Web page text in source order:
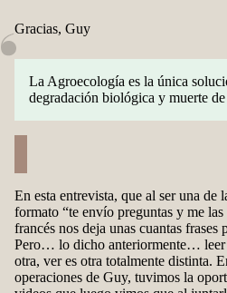
Gracias, Guy
La Agroecología es la única
degradación biológica y muerte
En esta entrevista, que al ser una de
formato “te envío preguntas y me
francés nos deja unas cuantas frases
Pero… lo dicho anteriormente… leer
otra, ver es otra totalmente distinta.
operaciones de Guy, tuvimos la